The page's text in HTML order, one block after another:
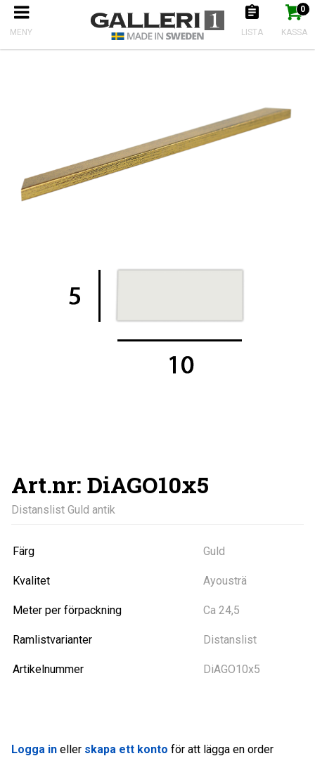
MENY LISTA
0
KASSA
Produkten har nu lagts till i kundkorgenGå till kassan
Start Ramlister Distanslist Guld antik
Art.nr: DiAGO10x5
Distanslist Guld antik
Färg Guld
Kvalitet Ayousträ
Meter per förpackning Ca 24,5
Ramlistvarianter Distanslist
Artikelnummer DiAGO10x5
Logga in eller skapa ett konto för att lägga en order